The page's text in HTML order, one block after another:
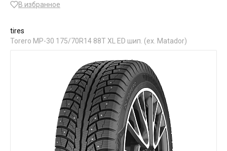
В избранное
tires
Torero МР-30 175/70R14 88T XL ED шип. (ex. Matador)